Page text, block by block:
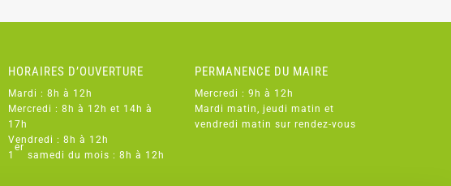
HORAIRES D’OUVERTURE
Mardi : 8h à 12h
Mercredi : 8h à 12h et 14h à
17h
Vendredi : 8h à 12h
1
er
samedi du mois : 8h à 12h
PERMANENCE DU MAIRE
Mercredi : 9h à 12h
Mardi matin, jeudi matin et
vendredi matin sur rendez-vous